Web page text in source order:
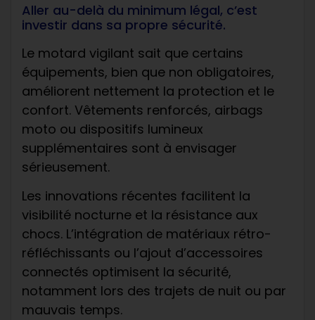
Aller au-delà du minimum légal, c’est
investir dans sa propre sécurité.
Le motard vigilant sait que certains
équipements, bien que non obligatoires,
améliorent nettement la protection et le
confort. Vêtements renforcés, airbags
moto ou dispositifs lumineux
supplémentaires sont à envisager
sérieusement.
Les innovations récentes facilitent la
visibilité nocturne et la résistance aux
chocs. L’intégration de matériaux rétro-
réfléchissants ou l’ajout d’accessoires
connectés optimisent la sécurité,
notamment lors des trajets de nuit ou par
mauvais temps.